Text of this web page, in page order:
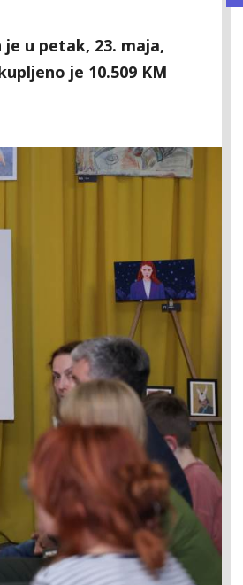
u petak, 23. maja,
je 10.509 KM